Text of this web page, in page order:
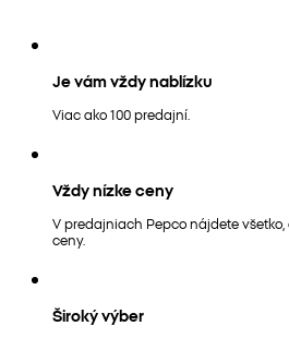
Je vám vždy nablízku
Viac ako 100 predajní.
Vždy nízke ceny
V predajniach Pepco nájdete
ceny.
Široký výber